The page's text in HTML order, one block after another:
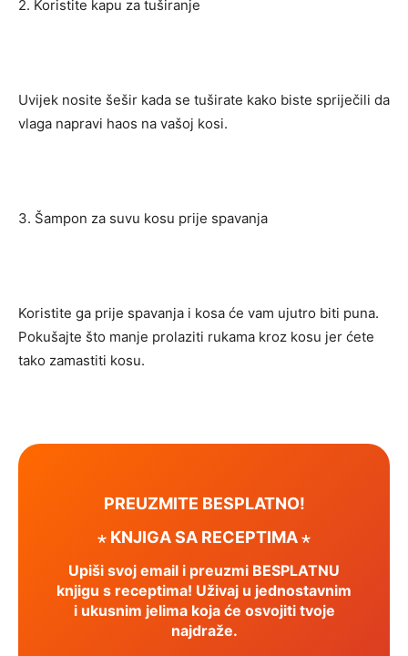
2. Koristite kapu za tuširanje
Uvijek nosite šešir kada se tuširate kako biste spriječili da
vlaga napravi haos na vašoj kosi.
3. Šampon za suvu kosu prije spavanja
Koristite ga prije spavanja i kosa će vam ujutro biti puna.
Pokušajte što manje prolaziti rukama kroz kosu jer ćete
tako zamastiti kosu.
PREUZMITE BESPLATNO!
⋆ KNJIGA SA RECEPTIMA ⋆
Upiši svoj email i preuzmi BESPLATNU
knjigu s receptima! Uživaj u jednostavnim
i ukusnim jelima koja će osvojiti tvoje
najdraže.